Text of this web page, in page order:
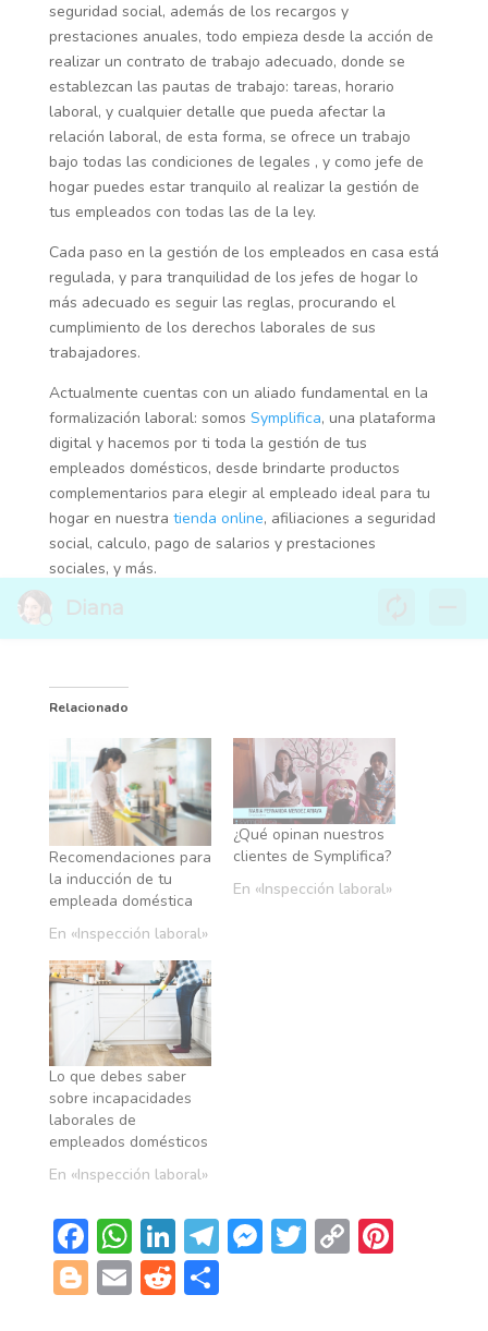
seguridad social, además de los recargos y
prestaciones anuales, todo empieza desde la acción de
realizar un contrato de trabajo adecuado, donde se
establezcan las pautas de trabajo: tareas, horario
laboral, y cualquier detalle que pueda afectar la
relación laboral, de esta forma, se ofrece un trabajo
bajo todas las condiciones de legales , y como jefe de
hogar puedes estar tranquilo al realizar la gestión de
tus empleados con todas las de la ley.
Cada paso en la gestión de los empleados en casa está
regulada, y para tranquilidad de los jefes de hogar lo
más adecuado es seguir las reglas, procurando el
cumplimiento de los derechos laborales de sus
trabajadores.
Actualmente cuentas con un aliado fundamental en la
formalización laboral: somos Symplifica, una plataforma
digital y hacemos por ti toda la gestión de tus
empleados domésticos, desde brindarte productos
complementarios para elegir al empleado ideal para tu
hogar en nuestra tienda online, afiliaciones a seguridad
social, calculo, pago de salarios y prestaciones
sociales, y más.
Relacionado
Recomendaciones para
la inducción de tu
empleada doméstica
En «Inspección laboral»
¿Qué opinan nuestros
clientes de Symplifica?
En «Inspección laboral»
Lo que debes saber
sobre incapacidades
laborales de
empleados domésticos
En «Inspección laboral»
F
ac
e
W
h
at
Li
n
k
T
el
e
M T C Pi
BlE R C